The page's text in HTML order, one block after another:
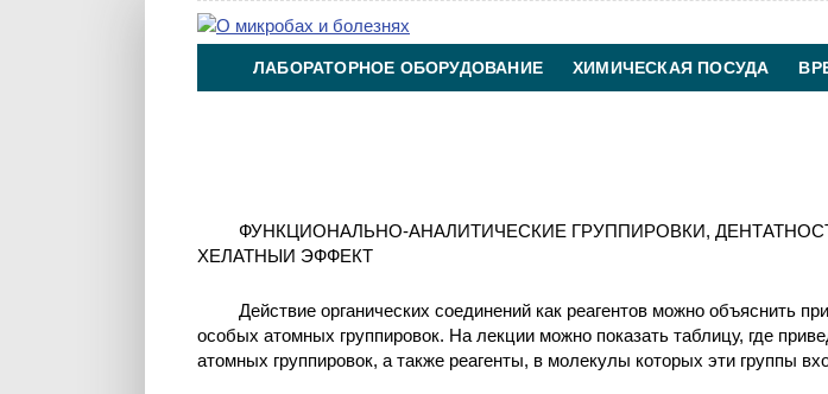
ЛАБОРАТОРНОЕ ОБОРУДОВАНИЕ ХИМИЧЕСКАЯ ПОСУДА
ФУНКЦИОНАЛЬНО-АНАЛИТИЧЕСКИЕ ГРУППИРОВКИ,
ХЕЛАТНЫИ ЭФФЕКТ
Действие органических соединений как реагентов можно объяснить
особых атомных группировок. На лекции можно показать таблицу, где
атомных группировок, а также реагенты, в молекулы которых эти группы